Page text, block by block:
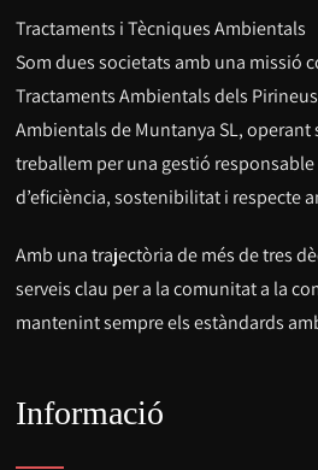
Tractaments i Tècniques Ambientals
Som dues societats amb una missió
Tractaments Ambientals dels
Ambientals de Muntanya SL, operant
treballem per una gestió
d’eficiència, sostenibilitat i respecte
Amb una trajectòria de més de tres
serveis clau per a la comunitat a la
mantenint sempre els estàndards
Informació